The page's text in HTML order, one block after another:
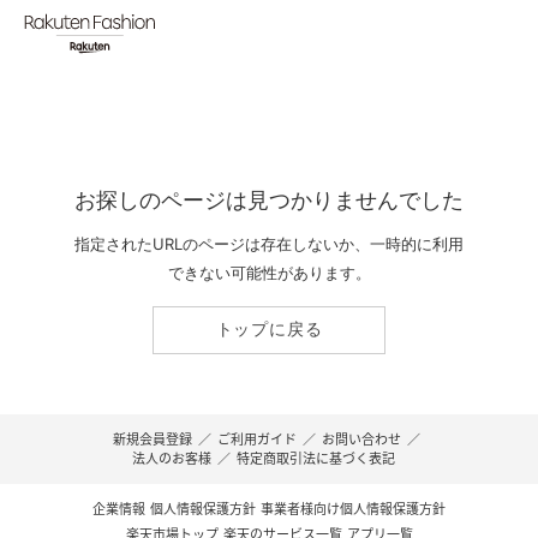
お探しのページは見つかりませんでした
指定されたURLのページは存在しないか、一時的に利用
できない可能性があります。
トップに戻る
新規会員登録 ／ ご利用ガイド ／ お問い合わせ ／
法人のお客様 ／ 特定商取引法に基づく表記
企業情報 個人情報保護方針 事業者様向け個人情報保護方針
楽天市場トップ 楽天のサービス一覧 アプリ一覧